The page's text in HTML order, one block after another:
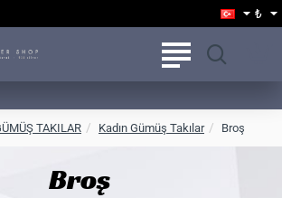
₺
Broş
TAKILAR Kadın Gümüş Takılar Broş